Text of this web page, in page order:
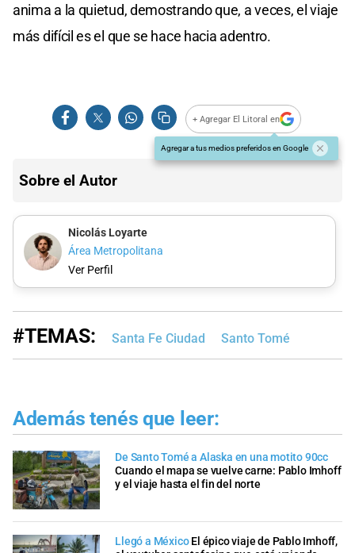
anima a la quietud, demostrando que, a veces, el viaje
más difícil es el que se hace hacia adentro.
+ Agregar El Litoral en
Agregar a tus medios preferidos en Google
Sobre el Autor
Nicolás Loyarte
Área Metropolitana
Ver Perfil
#TEMAS: Santa Fe Ciudad Santo Tomé
Además tenés que leer:
De Santo Tomé a Alaska en una motito 90cc
Cuando el mapa se vuelve carne: Pablo Imhoff
y el viaje hasta el fin del norte
Llegó a México El épico viaje de Pablo Imhoff,